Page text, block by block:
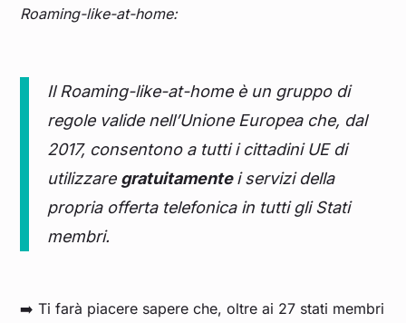
Roaming-like-at-home:
IlRoaming-like-at-homeè un gruppo di
regole valide nell’Unione Europea che, dal
2017, consentono a tutti i cittadini UE di
utilizzare gratuitamentei servizi della
propria offerta telefonica in tutti gli Stati
membri.
➡️ Ti farà piacere sapere che, oltre ai 27 stati membri